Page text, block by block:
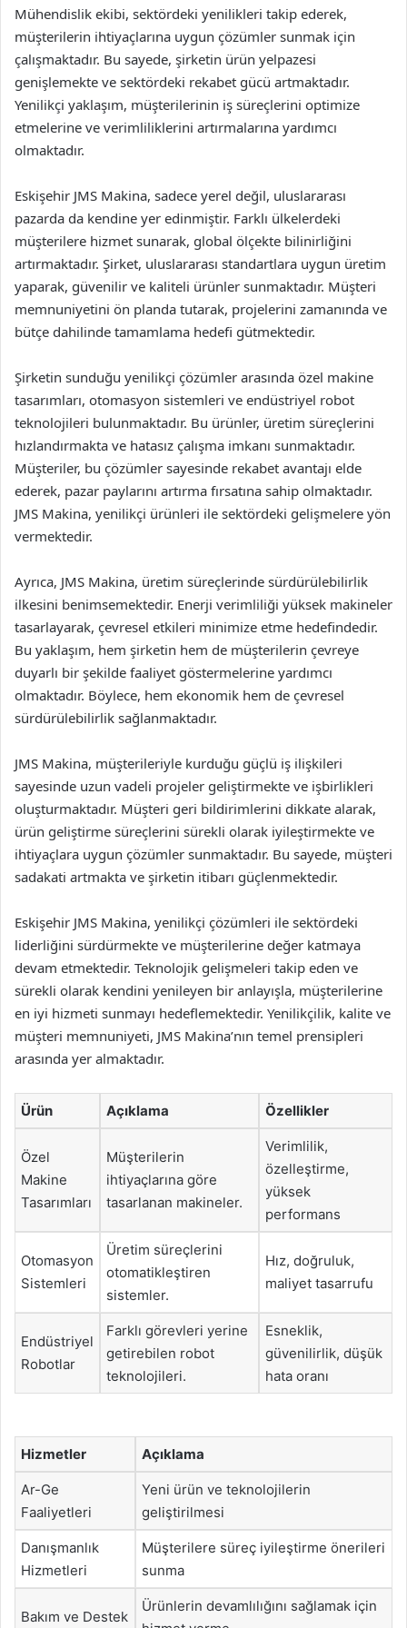
Mühendislik ekibi, sektördeki yenilikleri takip ederek,
müşterilerin ihtiyaçlarına uygun çözümler sunmak için
çalışmaktadır. Bu sayede, şirketin ürün yelpazesi
genişlemekte ve sektördeki rekabet gücü artmaktadır.
Yenilikçi yaklaşım, müşterilerinin iş süreçlerini optimize
etmelerine ve verimliliklerini artırmalarına yardımcı
olmaktadır.
Eskişehir JMS Makina, sadece yerel değil, uluslararası
pazarda da kendine yer edinmiştir. Farklı ülkelerdeki
müşterilere hizmet sunarak, global ölçekte bilinirliğini
artırmaktadır. Şirket, uluslararası standartlara uygun üretim
yaparak, güvenilir ve kaliteli ürünler sunmaktadır. Müşteri
memnuniyetini ön planda tutarak, projelerini zamanında ve
bütçe dahilinde tamamlama hedefi gütmektedir.
Şirketin sunduğu yenilikçi çözümler arasında özel makine
tasarımları, otomasyon sistemleri ve endüstriyel robot
teknolojileri bulunmaktadır. Bu ürünler, üretim süreçlerini
hızlandırmakta ve hatasız çalışma imkanı sunmaktadır.
Müşteriler, bu çözümler sayesinde rekabet avantajı elde
ederek, pazar paylarını artırma fırsatına sahip olmaktadır.
JMS Makina, yenilikçi ürünleri ile sektördeki gelişmelere yön
vermektedir.
Ayrıca, JMS Makina, üretim süreçlerinde sürdürülebilirlik
ilkesini benimsemektedir. Enerji verimliliği yüksek makineler
tasarlayarak, çevresel etkileri minimize etme hedefindedir.
Bu yaklaşım, hem şirketin hem de müşterilerin çevreye
duyarlı bir şekilde faaliyet göstermelerine yardımcı
olmaktadır. Böylece, hem ekonomik hem de çevresel
sürdürülebilirlik sağlanmaktadır.
JMS Makina, müşterileriyle kurduğu güçlü iş ilişkileri
sayesinde uzun vadeli projeler geliştirmekte ve işbirlikleri
oluşturmaktadır. Müşteri geri bildirimlerini dikkate alarak,
ürün geliştirme süreçlerini sürekli olarak iyileştirmekte ve
ihtiyaçlara uygun çözümler sunmaktadır. Bu sayede, müşteri
sadakati artmakta ve şirketin itibarı güçlenmektedir.
Eskişehir JMS Makina, yenilikçi çözümleri ile sektördeki
liderliğini sürdürmekte ve müşterilerine değer katmaya
devam etmektedir. Teknolojik gelişmeleri takip eden ve
sürekli olarak kendini yenileyen bir anlayışla, müşterilerine
en iyi hizmeti sunmayı hedeflemektedir. Yenilikçilik, kalite ve
müşteri memnuniyeti, JMS Makina’nın temel prensipleri
arasında yer almaktadır.
Ürün Açıklama Özellikler
Özel
Makine
Tasarımları
Müşterilerin
ihtiyaçlarına göre
tasarlanan makineler.
Verimlilik,
özelleştirme,
yüksek
performans
Otomasyon
Sistemleri
Üretim süreçlerini
otomatikleştiren
sistemler.
Hız, doğruluk,
maliyet tasarrufu
Endüstriyel
Robotlar
Farklı görevleri yerine
getirebilen robot
teknolojileri.
Esneklik,
güvenilirlik, düşük
hata oranı
Hizmetler Açıklama
Ar-Ge
Faaliyetleri
Yeni ürün ve teknolojilerin
geliştirilmesi
Danışmanlık
Hizmetleri
Müşterilere süreç iyileştirme önerileri
sunma
Bakım ve Destek
Ürünlerin devamlılığını sağlamak için